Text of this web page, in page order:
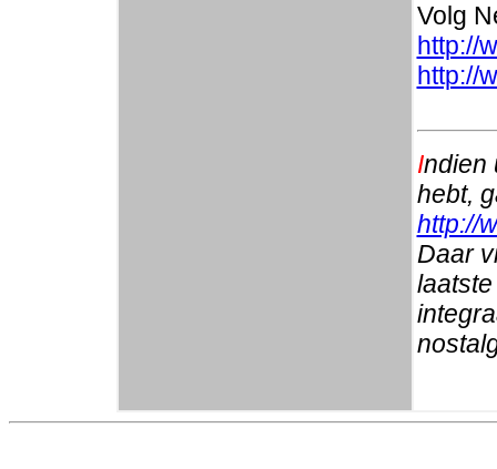
Volg
http://
http://
Indien
hebt,
http://
Daar